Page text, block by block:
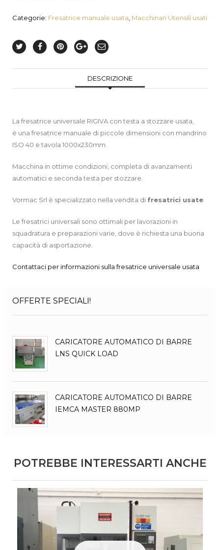
Categorie: Fresatrice manuale usata Macchinari Utensili usati
DESCRIZIONE
La fresatrice universale RIGIVA con testa a stozzare usata,
è una fresatrice manuale di piccole dimensioni con mandrino
ISO 40 e tavola 1000x230mm.
Macchina in ottime condizioni, completa di avanzamenti
automatici e seconda testa per stozzare.
Vormac Srl è specializzato nella vendita di fresatrici usate
Le fresatrici universali sono ottimali per lavorazioni in
squadratura e preparazioni varie, dove è richiesta una buona
capacità di asportazione.
Contattaci per informazioni sulla fresatrice universale usata
OFFERTE SPECIALI!
CARICATORE AUTOMATICO DI BARRE
LNS QUICK LOAD
CARICATORE AUTOMATICO DI BARRE
IEMCA MASTER 880MP
POTREBBE INTERESSARTI ANCHE